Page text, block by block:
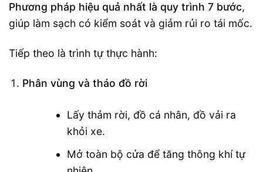
Phương pháp hiệu quả nhất là quy trình 7 bước,
giúp làm sạch có kiểm soát và giảm rủi ro tái mốc.
Tiếp theo là trình tự thực hành:
Phân vùng và tháo đồ rời
Lấy thảm rời, đồ cá nhân, đồ vải ra
khỏi xe.
Mở toàn bộ cửa để tăng thông khí tự